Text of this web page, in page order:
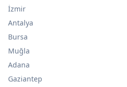
İzmir
Antalya
Bursa
Muğla
Adana
Gaziantep